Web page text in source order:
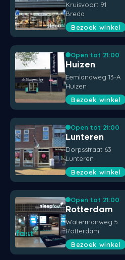
Kruisvoort 91
Breda
Bezoek winkel
Open tot 21:00
Huizen
Eemlandweg 13-A
Huizen
Bezoek winkel
Open tot 21:00
Lunteren
Dorpsstraat 63
Lunteren
Bezoek winkel
Open tot 21:00
Rotterdam
Watermanweg 5
Rotterdam
Bezoek winkel